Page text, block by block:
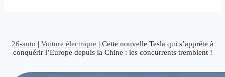
26-auto | Voiture électrique | Cette nouvelle Tesla qui s’apprête à
conquérir l’Europe depuis la Chine : les concurrents tremblent !